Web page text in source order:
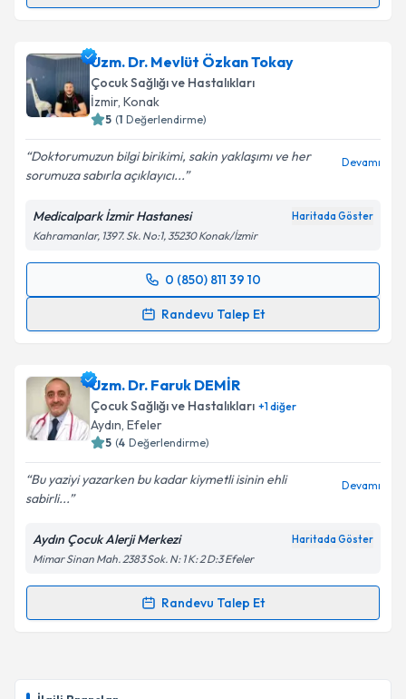
almanız için bir takvim hazırlandığında e-posta ile
bilgilendireceğiz.
E-posta Adresiniz
Kişisel verilerimin işlenmesine ilişkin
Metni'ni okudum ve kişisel verilerimin belirtilen
kapsamda işlenmesini kabul ediyorum.
Takvim Talebini Gönder
Uzm. Dr. Mevlüt Özkan Tokay
Çocuk Sağlığı ve Hastalıkları
İzmir, Konak
5 (1 Değerlendirme)
Doktorumuzun bilgi birikimi, sakin yaklaşımı ve her
sorumuza sabırla açıklayıcı...
Devamı
Medicalpark İzmir Hastanesi Haritada Göster
Kahramanlar, 1397. Sk. No:1, 35230 Konak/İzmir
0 (850) 811 39 10
Randevu Talep Et
Randevu Takvimi Talebi
için bir takvim hazırlandığında e-posta ile
bilgilendireceğiz.
E-posta Adresiniz
Metni'ni okudum ve kişisel verilerimin belirtilen
kapsamda işlenmesini kabul ediyorum.
Takvim Talebini Gönder
Uzm. Dr. Faruk DEMİR
Çocuk Sağlığı ve Hastalıkları +1diğer
Aydın, Efeler
5 (4 Değerlendirme)
Bu yaziyi yazarken bu kadar kiymetli isinin ehli
sabirli...
Devamı
Aydın Çocuk Alerji Merkezi Haritada Göster
Mimar Sinan Mah. 2383 Sok. N: 1 K: 2 D:3 Efeler
Randevu Talep Et
Randevu Takvimi Talebi